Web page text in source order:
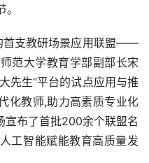
首支教研场景应用联盟——
范大学教育学部副部长宋
先生”平台的试点应用与推
化教师,助力高素质专业化
宣布了首批200余个联盟名
工智能赋能教育高质量发